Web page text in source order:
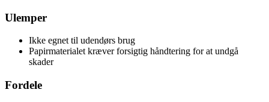
Ulemper
Ikke egnet til udendørs brug
Papirmaterialet kræver forsigtig håndtering for at undgå
skader
Fordele